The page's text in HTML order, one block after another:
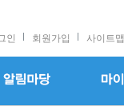
인 회원가입 사이트맵